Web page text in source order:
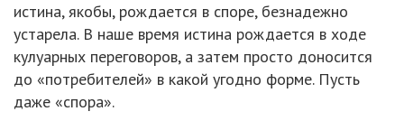
истина, якобы, рождается в споре, безнадежно
устарела. В наше время истина рождается в ходе
кулуарных переговоров, а затем просто доносится
до «потребителей» в какой угодно форме. Пусть
даже «спора».